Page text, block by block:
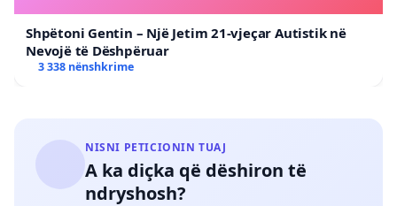
Shpëtoni Gentin – Një Jetim 21-vjeçar Autistik në
Nevojë të Dëshpëruar
3 338 nënshkrime
NISNI PETICIONIN TUAJ
A ka diçka që dëshiron të
ndryshosh?